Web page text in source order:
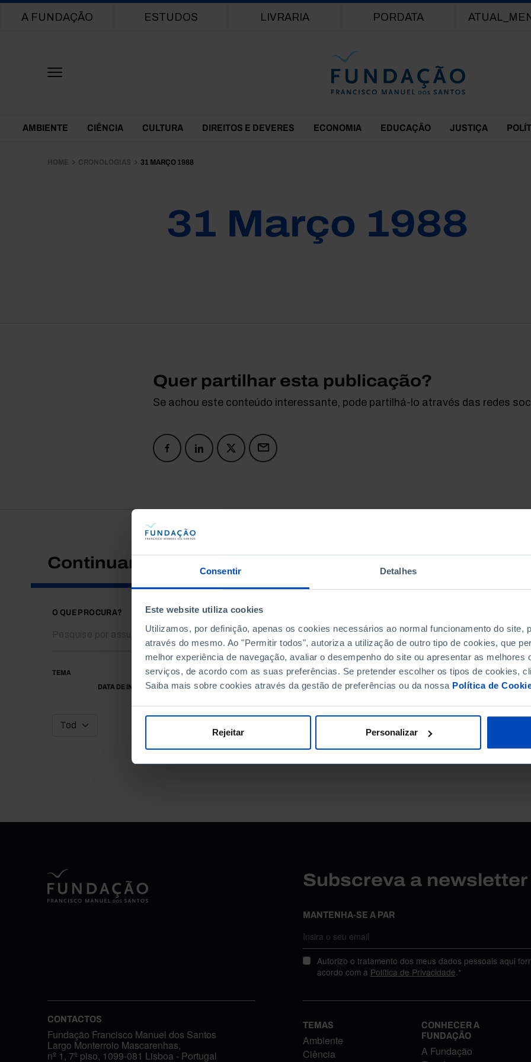
Consentir Detalhes
Este website utiliza cookies
Utilizamos, por definição, apenas os cookies necessários ao normal funcionamento do site,
através do mesmo. Ao "Permitir todos", autoriza a utilização de outro tipo de cookies, que
melhor experiência de navegação, avaliar o desempenho do site ou apresentar as melhores
serviços, de acordo com as suas preferências. Se pretender escolher os tipos de cookies,
Saiba mais sobre cookies através da gestão de preferências ou da nossa Política de
Rejeitar Personalizar
Main navigation
A FUNDAÇÃO ESTUDOS LIVRARIA PORDATA
Themes Menu
AMBIENTE CIÊNCIA CULTURA DIREITOS E DEVERES ECONOMIA EDUCAÇÃO JUSTIÇA
HOME CRONOLOGIAS 31 MARÇO 1988
31 Março 1988
Quer partilhar esta publicação?
Se achou este conteúdo interessante, pode partilhá-lo através das redes
Continuar a pesquisar
O QUE PROCURA?
TEMA
DATA DE INÍCIO
DATA DE FIM
Subscreva a
MANTENHA-SE A PAR
Autorizo o tratamento dos meus dados pessoais aqui
acordo com a Política de Privacidade.*
CONTACTOS
Fundação Francisco Manuel dos Santos
Largo Monterroio Mascarenhas,
nº 1, 7º piso, 1099-081 Lisboa - Portugal
TEMAS
Ambiente
Ciência
CONHECER A
FUNDAÇÃO
A Fundação